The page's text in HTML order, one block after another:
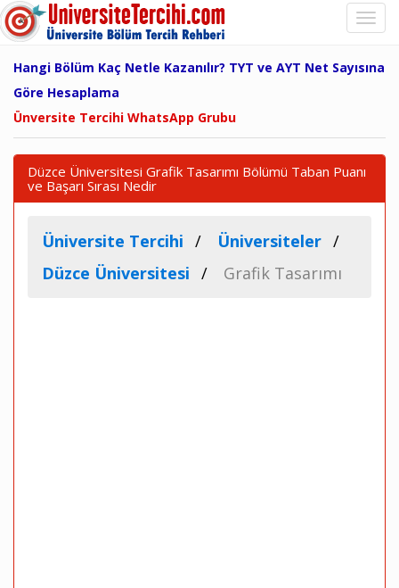
Hangi Bölüm Kaç Netle Kazanılır? TYT ve AYT Net Sayısına
Göre Hesaplama
Ünversite Tercihi WhatsApp Grubu
Düzce Üniversitesi Grafik Tasarımı Bölümü Taban Puanı
ve Başarı Sırası Nedir
Üniversite Tercihi
Üniversiteler
Düzce Üniversitesi
Grafik Tasarımı